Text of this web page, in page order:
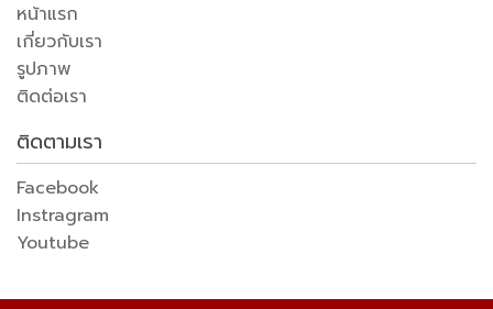
หน้าแรก
เกี่ยวกับเรา
รูปภาพ
ติดต่อเรา
ติดตามเรา
Facebook
Instragram
Youtube